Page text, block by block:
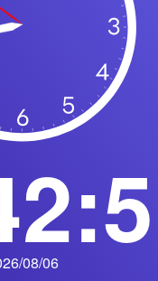
08/06